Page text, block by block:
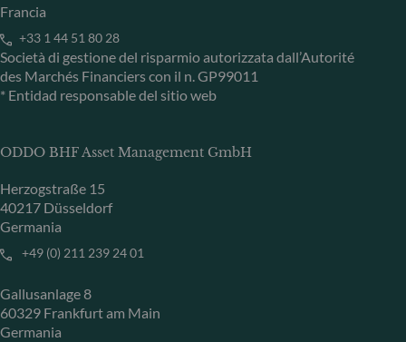
Francia
+33 1 44 51 80 28
Società di gestione del risparmio autorizzata dall’Autorité
des Marchés Financiers con il n. GP99011
* Entidad responsable del sitio web
ODDO BHF Asset Management GmbH
Herzogstraße 15
40217 Düsseldorf
Germania
+49 (0) 211 239 24 01
Gallusanlage 8
60329 Frankfurt am Main
Germania